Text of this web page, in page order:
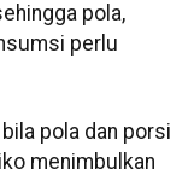
pola,
perlu
pola dan porsi
menimbulkan